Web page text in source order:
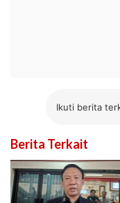
Ikuti berita
Berita Terkait